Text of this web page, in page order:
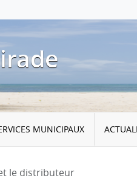
MUNICIPAUX
le distributeur